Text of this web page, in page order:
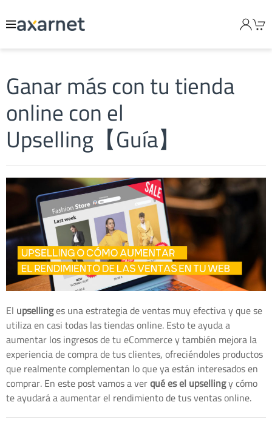
Ganar más con tu tienda
online con el
Upselling【Guía】
El upsellinges una estrategia de ventas muy efectiva y que se
utiliza en casi todas las tiendas online. Esto te ayuda a
aumentar los ingresos de tu eCommerce y también mejora la
experiencia de compra de tus clientes, ofreciéndoles productos
que realmente complementan lo que ya están interesados en
comprar. En este post vamos a verqué es el upsellingy cómo
te ayudará a aumentar el rendimiento de tus ventas online.